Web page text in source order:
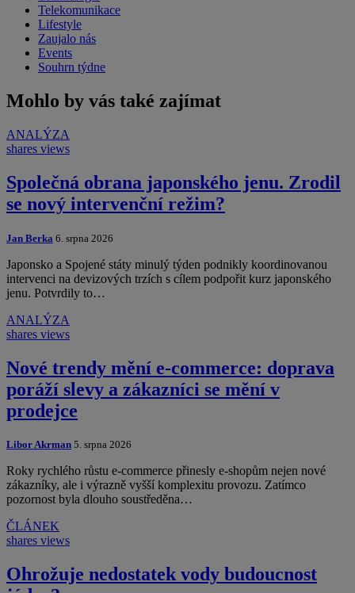
Telekomunikace
Lifestyle
Zaujalo nás
Events
Souhrn týdne
Mohlo by vás také zajímat
ANALÝZA
shares views
Společná obrana japonského jenu. Zrodil
se nový intervenční režim?
Jan Berka 6. srpna 2026
Japonsko a Spojené státy minulý týden podnikly koordinovanou
intervenci na devizových trzích s cílem podpořit kurz japonského
jenu. Potvrdily to…
ANALÝZA
shares views
Nové trendy mění e-commerce: doprava
poráží slevy a zákazníci se mění v
prodejce
Libor Akrman 5. srpna 2026
Roky rychlého růstu e-commerce přinesly e-shopům nejen nové
zákazníky, ale i výrazně vyšší komplexitu provozu. Zatímco
pozornost byla dlouho soustředěna…
ČLÁNEK
shares views
Ohrožuje nedostatek vody budoucnost